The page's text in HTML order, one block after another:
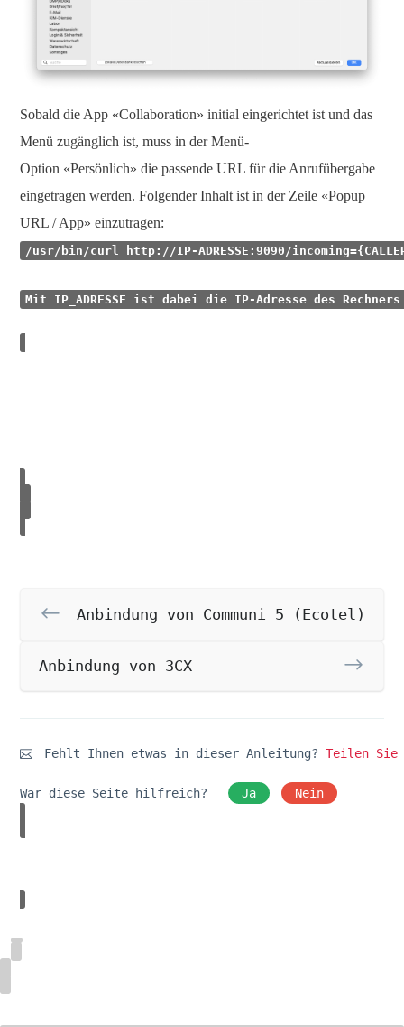
Sobald die App «Collaboration» initial eingerichtet ist und das
Menü zugänglich ist, muss in der Menü-
Option «Persönlich» die passende URL für die Anrufübergabe
eingetragen werden. Folgender Inhalt ist in der Zeile «Popup
URL / App» einzutragen:
/usr/bin/curl http://IP-ADRESSE:9090/
Mit IP_ADRESSE ist dabei die IP-Adresse des
Anbindung von Communi 5 (Ecotel)
Anbindung von 3CX
Fehlt Ihnen etwas in dieser Anleitung? Teilen Sie
War diese Seite hilfreich? Ja Nein